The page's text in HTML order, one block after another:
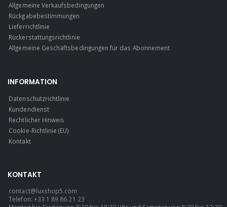
Allgemeine Verkaufsbedingungen
Rückgabebestimmungen
Lieferrichtlinie
Rückerstattungsrichtlinie
Allgemeine Geschäftsbedingungen für das Abonnement
INFORMATION
Datenschutzrichtlinie
Kundendienst
Rechtlicher Hinweis
Cookie-Richtlinie (EU)
Kontakt
KONTAKT
contact@luxshop5.com
Telefon: +33 1 89 86 21 23